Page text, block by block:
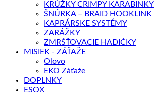
KRÚŽKY CRIMPY KARABINKY
ŠNÚRKA – BRAID HOOKLINK
KAPRÁRSKE SYSTÉMY
ZARÁŽKY
ZMRŠŤOVACIE HADIČKY
MISIEK - ZÁŤAŽE
Olovo
EKO Záťaže
DOPLNKY
ESOX